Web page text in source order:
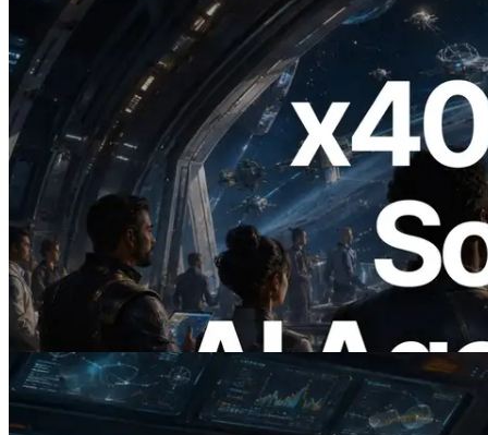
2026.07.04
ERPC запускает Solana RPC с
поддержкой x402 — Эпоха, в которой
AI-агенты платят за нужные API по
требованию
Читать статью